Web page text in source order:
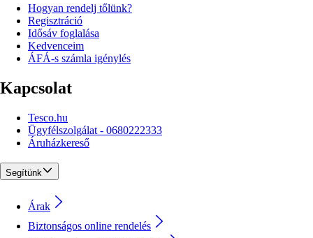
Hogyan rendelj tőlünk?
Regisztráció
Idősáv foglalása
Kedvenceim
ÁFÁ-s számla igénylés
Kapcsolat
Tesco.hu
Ügyfélszolgálat - 0680222333
Áruházkereső
Segítünk
Árak
Biztonságos online rendelés